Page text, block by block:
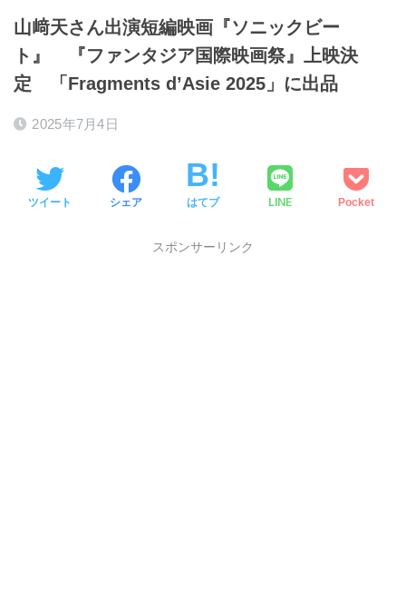
山﨑天さん出演短編映画『ソニックビー
ト』 『ファンタジア国際映画祭』上映決
定 「Fragments d’Asie 2025」に出品
2025年7月4日
ツイート シェア はてブ LINE Pocket
スポンサーリンク